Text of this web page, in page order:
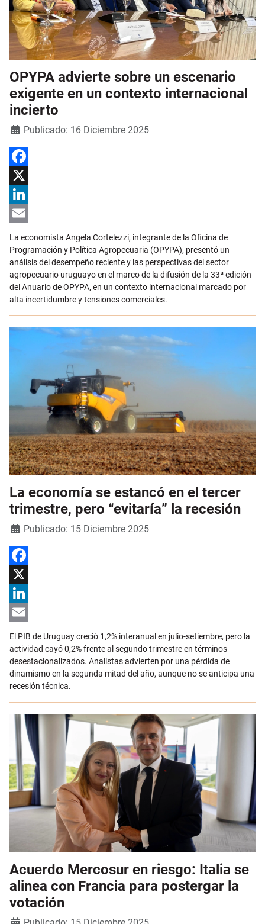
OPYPA advierte sobre un escenario
exigente en un contexto internacional
incierto
Detalles
Publicado: 16 Diciembre 2025
Facebook
X
LinkedIn
La economista Angela Cortelezzi, integrante de la Oficina de
Programación y Política Agropecuaria (OPYPA), presentó un
análisis del desempeño reciente y las perspectivas del sector
agropecuario uruguayo en el marco de la difusión de la 33ª edición
del Anuario de OPYPA, en un contexto internacional marcado por
alta incertidumbre y tensiones comerciales.
La economía se estancó en el tercer
trimestre, pero “evitaría” la recesión
Detalles
Publicado: 15 Diciembre 2025
Facebook
X
LinkedIn
Email
El PIB de Uruguay creció 1,2% interanual en julio-setiembre, pero la
actividad cayó 0,2% frente al segundo trimestre en términos
desestacionalizados. Analistas advierten por una pérdida de
dinamismo en la segunda mitad del año, aunque no se anticipa una
recesión técnica.
Acuerdo Mercosur en riesgo: Italia se
alinea con Francia para postergar la
votación
Detalles